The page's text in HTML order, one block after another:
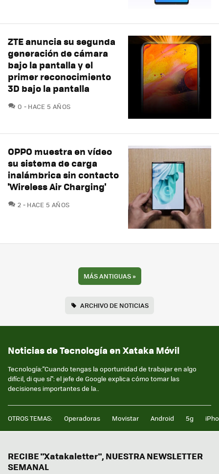
ZTE anuncia su segunda
generación de cámara
bajo la pantalla y el
primer reconocimiento
3D bajo la pantalla
0 COMENTARIOS
HACE 5 AÑOS
OPPO muestra en vídeo
su sistema de carga
inalámbrica sin contacto
'Wireless Air Charging'
2 COMENTARIOS
HACE 5 AÑOS
MÁS ANTIGUAS»
ARCHIVO DE NOTICIAS
Noticias de Tecnología en Xataka Móvil
Tecnología:"Cuando tengas la oportunidad de trabajar en algo
difícil, di que sí": el jefe de Google explica cómo tomar las
decisiones importantes de la..
OTROS TEMAS: Operadoras Movistar Android 5g
RECIBE "Xatakaletter", NUESTRA NEWSLETTER
SEMANAL